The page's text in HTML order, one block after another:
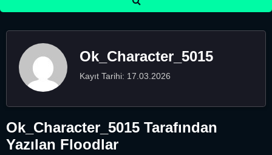
Ok_Character_5015
Kayıt Tarihi: 17.03.2026
Ok_Character_5015 Tarafından
Yazılan Floodlar